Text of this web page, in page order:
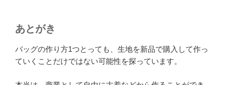
あとがき
バッグの作り方1つとっても、生地を新品で購入して作っ
ていくことだけではない可能性を探っています。